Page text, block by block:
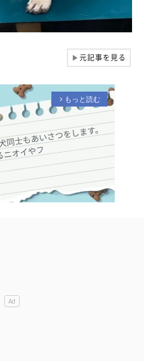
▶元記事を見る
arrow_forward_ios もっと読む